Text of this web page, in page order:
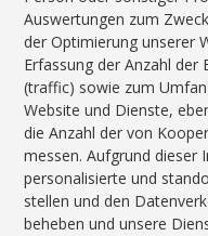
Auswertungen zum
der Optimierung unserer
Erfassung der Anzahl der
(traffic) sowie zum
Website und Dienste,
die Anzahl der von
messen. Aufgrund
personalisierte und
stellen und den
beheben und unsere